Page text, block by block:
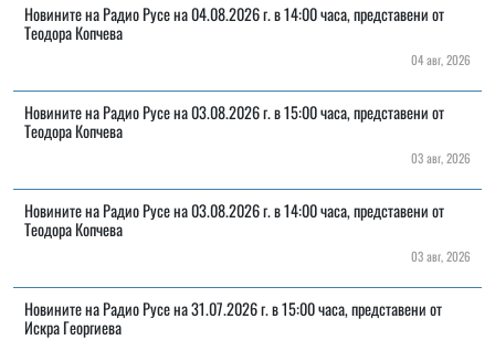
Новините на Радио Русе на 04.08.2026 г. в 14:00 часа, представени от
Теодора Копчева
04 авг, 2026
Новините на Радио Русе на 03.08.2026 г. в 15:00 часа, представени от
Теодора Копчева
03 авг, 2026
Новините на Радио Русе на 03.08.2026 г. в 14:00 часа, представени от
Теодора Копчева
03 авг, 2026
Новините на Радио Русе на 31.07.2026 г. в 15:00 часа, представени от
Искра Георгиева